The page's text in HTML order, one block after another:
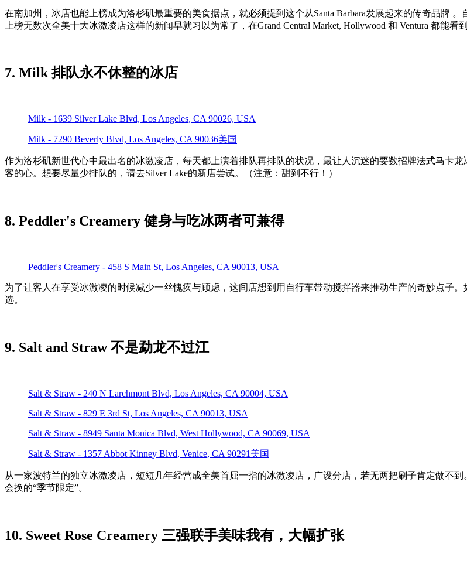
在南加州，冰店也能上榜成为洛杉矶最重要的美食据点，就必须提到这个从Santa Barbara发展起来的传奇品牌
上榜无数次全美十大冰激凌店这样的新闻早就习以为常了，在Grand Central Market, Hollywood 和 Ventura 都能看
7. Milk 排队永不休整的冰店
Milk - 1639 Silver Lake Blvd, Los Angeles, CA 90026, USA
Milk - 7290 Beverly Blvd, Los Angeles, CA 90036美国
作为洛杉矶新世代心中最出名的冰激凌店，每天都上演着排队再排队的状况，最让人沉迷的要数招牌法式马卡
客的心。想要尽量少排队的，请去Silver Lake的新店尝试。（注意：甜到不行！）
8. Peddler's Creamery 健身与吃冰两者可兼得
Peddler's Creamery - 458 S Main St, Los Angeles, CA 90013, USA
为了让客人在享受冰激凌的时候减少一丝愧疚与顾虑，这间店想到用自行车带动搅拌器来推动生产的奇妙点子
选。
9. Salt and Straw 不是勐龙不过江
Salt & Straw - 240 N Larchmont Blvd, Los Angeles, CA 90004, USA
Salt & Straw - 829 E 3rd St, Los Angeles, CA 90013, USA
Salt & Straw - 8949 Santa Monica Blvd, West Hollywood, CA 90069, USA
Salt & Straw - 1357 Abbot Kinney Blvd, Venice, CA 90291美国
从一家波特兰的独立冰激凌店，短短几年经营成全美首屈一指的冰激凌店，广设分店，若无两把刷子肯定做不
会换的“季节限定”。
10. Sweet Rose Creamery 三强联手美味我有，大幅扩张